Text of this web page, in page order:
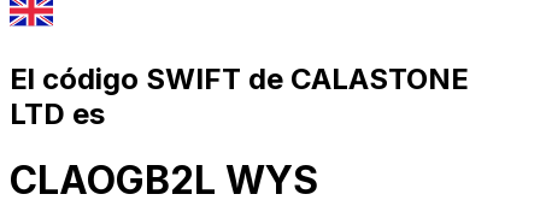
El código SWIFT de CALASTONE
LTD es
CLAOGB2L WYS